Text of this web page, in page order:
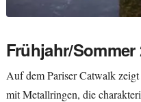
Frühjahr/
Auf dem Pariser Catwalk
mit Metallringen, die